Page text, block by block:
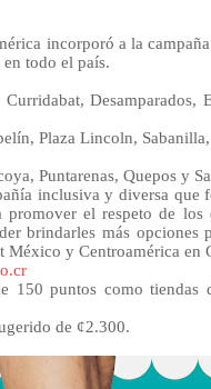
incorporó a la
todo el país.
Plaza Lincoln,
Puntarenas, Quepos y
inclusiva y diversa
el respeto de
brindarles más opciones
México y Centroamérica en
150 puntos como
de ¢2.300.